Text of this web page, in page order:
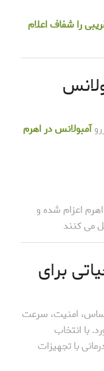
را شفاف اعلام
آمبولانس در اهرم
اعزام شده و
می کنند
برای
امنیت، سرعت
با انتخاب
با تجهیزات